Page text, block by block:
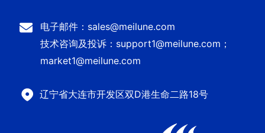
电子邮件：sales@meilune.com
技术咨询及投诉：support1@meilune.com；
market1@meilune.com
辽宁省大连市开发区双D港生命二路18号